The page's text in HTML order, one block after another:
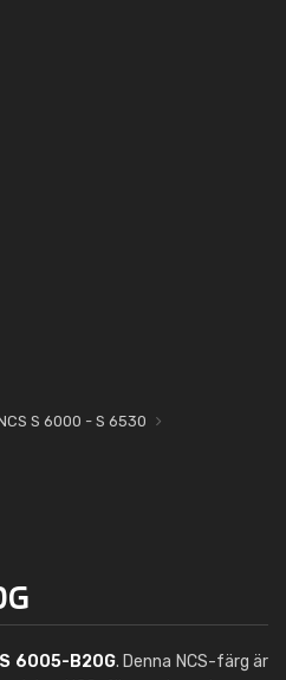
S 6000 - S 6530
S 6005-B20G. Denna NCS-färg är